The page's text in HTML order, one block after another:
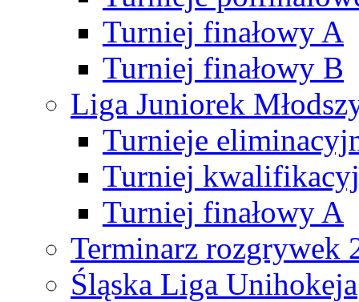
Turniej finałowy A
Turniej finałowy B
Liga Juniorek
Turnieje
Turniej
Turniej finałowy A
Terminarz rozgrywek
Śląska Liga Unihokeja